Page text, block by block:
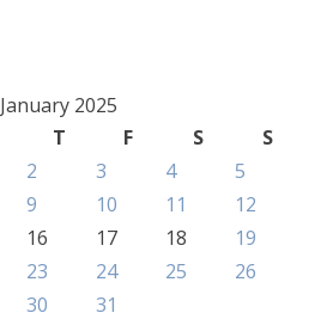
January 2025
T F S
S
2 3 4
5
9 10 11
12
16 17 18
19
23 24 25
26
30 31